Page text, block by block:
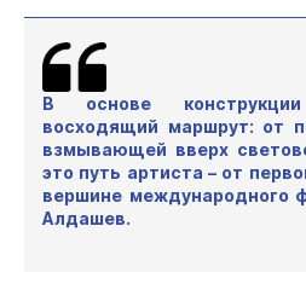
В основе
восходящий маршрут: от
взмывающей вверх
это путь артиста – от
вершине международного
Алдашев.